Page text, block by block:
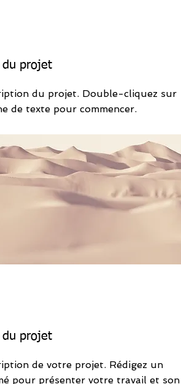
du projet
du projet. Double-cliquez sur
de texte pour commencer.
du projet
de votre projet. Rédigez un
pour présenter votre travail et son